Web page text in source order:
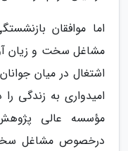
اما موافقان
مشاغل سخت و زیان
اشتغال در میان
امیدواری به زندگی را
مؤسسه عالی
درخصوص مشاغل سخت